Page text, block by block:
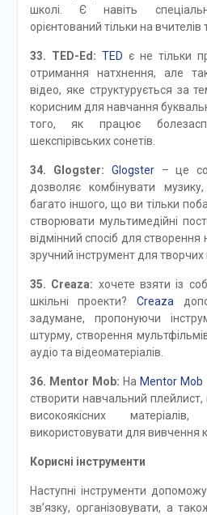
школі. Є навіть
орієнтований тільки на вчителів
33. TED-Ed: TED є не тільки
отримання натхнення, але
відео, яке структурується за
корисним для навчання
того, як працює
шекспірівських сонетів.
34. Glogster: Glogster– це
дозволяє комбінувати
багато іншого, що ви тільки
створювати мультимедійні
відмінний спосіб для створення
зручний інструмент для творчих
35. Creaza: хочете взяти із
шкільні проекти?Creaza
задумане, пропонуючи
штурму, створення
аудіо та відеоматеріалів.
36. Mentor Mob: На Mentor Mob
створити навчальний плейлист,
високоякісних
використовувати для вивчення
Корисні інструменти
Наступні інструменти
зв’язку, організовувати, а